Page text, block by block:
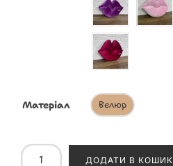
Матеріал Велюр
ДОДАТИ В КОШИК